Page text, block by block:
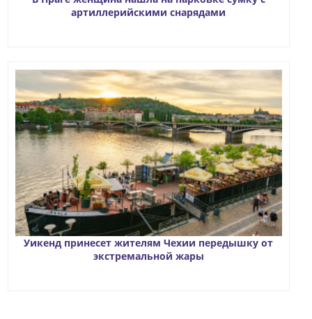
артиллерийскими снарядами
Уикенд принесет жителям Чехии передышку от
экстремальной жары